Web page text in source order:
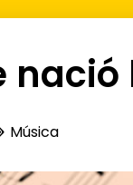
Música